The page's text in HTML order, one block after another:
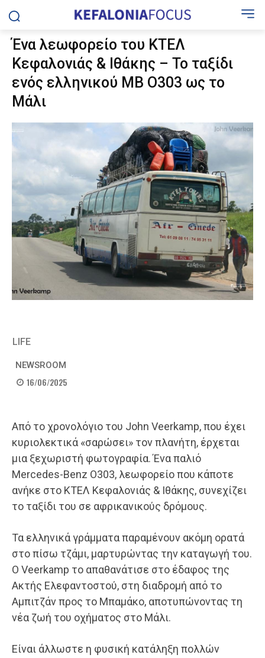
Ένα λεωφορείο του ΚΤΕΛ
Κεφαλονιάς & Ιθάκης – Το ταξίδι
ενός ελληνικού ΜΒ Ο303 ως το
Μάλι
LIFE
NEWSROOM
16/06/2025
Από το χρονολόγιο του John Veerkamp, που έχει
κυριολεκτικά «σαρώσει» τον πλανήτη, έρχεται
μια ξεχωριστή φωτογραφία. Ένα παλιό
Mercedes-Benz O303, λεωφορείο που κάποτε
ανήκε στο ΚΤΕΛ Κεφαλονιάς & Ιθάκης, συνεχίζει
το ταξίδι του σε αφρικανικούς δρόμους.
Τα ελληνικά γράμματα παραμένουν ακόμη ορατά
στο πίσω τζάμι, μαρτυρώντας την καταγωγή του.
Ο Veerkamp το απαθανάτισε στο έδαφος της
Ακτής Ελεφαντοστού, στη διαδρομή από το
Αμπιτζάν προς το Μπαμάκο, αποτυπώνοντας τη
νέα ζωή του οχήματος στο Μάλι.
Είναι άλλωστε η φυσική κατάληξη πολλών